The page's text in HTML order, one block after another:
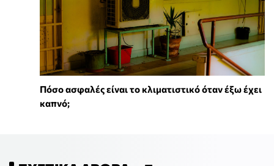
Πόσο ασφαλές είναι το κλιματιστικό όταν έξω έχει
καπνό;